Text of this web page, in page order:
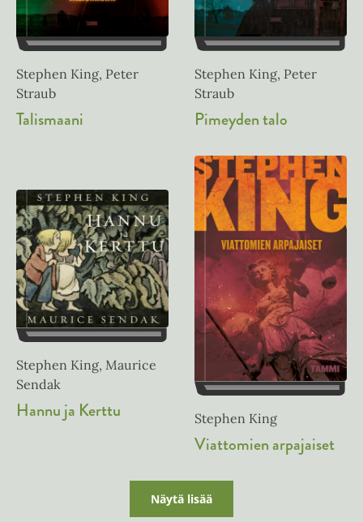
Stephen King, Peter
Straub
Talismaani
Stephen King, Peter
Straub
Pimeyden talo
Stephen King, Maurice
Sendak
Hannu ja Kerttu Stephen King
Viattomien arpajaiset
Näytä lisää